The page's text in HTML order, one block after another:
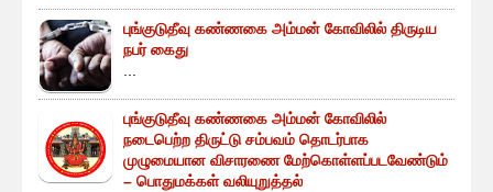
புங்குடுதீவு கண்ணகை அம்மன் கோவிலில் திருடிய
நபர் கைது
...
புங்குடுதீவு கண்ணகை அம்மன் கோவிலில்
நடைபெற்ற திருட்டு சம்பவம் தொடர்பாக
முழுமையான விசாரணை மேற்கொள்ளப்படவேண்டும்
– பொதுமக்கள் வலியுறுத்தல்